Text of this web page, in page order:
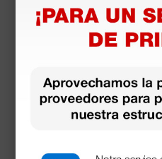
Silla con wc 44 cm
103,00 €